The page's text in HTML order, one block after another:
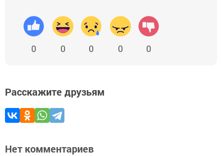
0 0 0 0 0
Расскажите друзьям
Нет комментариев